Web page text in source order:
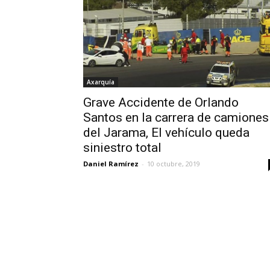
Axarquía
Grave Accidente de Orlando
Santos en la carrera de camiones
del Jarama, El vehículo queda
siniestro total
Daniel Ramírez - 10 octubre, 2019